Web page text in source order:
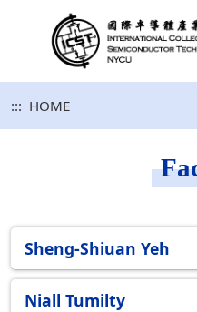
::: HOME
Sheng-Shiuan Yeh
Niall Tumilty